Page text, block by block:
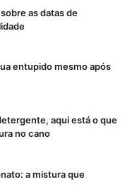
as datas de
entupido mesmo após
aqui está o que
no cano
a mistura que